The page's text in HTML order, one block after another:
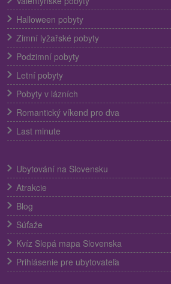
Halloween pobyty
Zimní lyžařské pobyty
Podzimní pobyty
Letní pobyty
Pobyty v lázních
Romantický víkend pro dva
Last minute
Ubytování na Slovensku
Atrakcie
Blog
Súťaže
Kvíz Slepá mapa Slovenska
Prihlásenie pre ubytovateľa